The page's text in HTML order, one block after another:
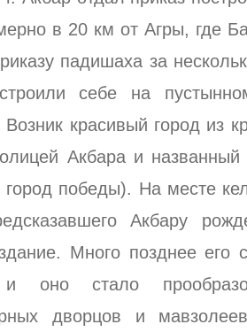
в 20 км от Агры, где
падишаха за
себе на
красивый город из
Акбара и названный
победы). На месте
Акбару
Много позднее его
оно стало
дворцов и